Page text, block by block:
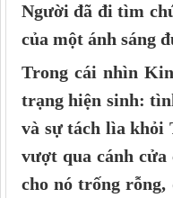
Người đã đi tìm
của một ánh sáng
Trong cái nhìn
trạng hiện sinh:
và sự tách lìa khỏi
vượt qua cánh cửa
cho nó trống